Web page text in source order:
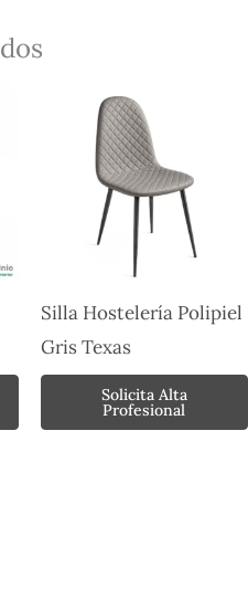
Silla Hostelería Polipiel
Gris Texas
Solicita Alta
Profesional